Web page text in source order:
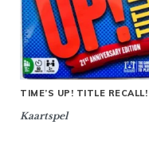
TIME’S UP! TITLE RECALL!
Kaartspel